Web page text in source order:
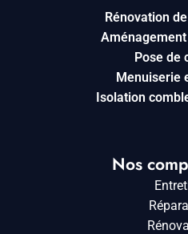
Rénovation
Pose de
Menuiserie
Isolation
Nos